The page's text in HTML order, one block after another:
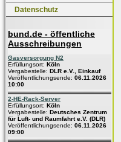
Datenschutz
bund.de - öffentliche
Ausschreibungen
Gasversorgung N2
Erfüllungsort: Köln
Vergabestelle: DLR e.V., Einkauf
Veröffentlichungsende: 06.11.2026
10:00
2-HE-Rack-Server
Erfüllungsort: Köln
Vergabestelle: Deutsches Zentrum
für Luft- und Raumfahrt e.V. (DLR)
Veröffentlichungsende: 06.11.2026
09:00